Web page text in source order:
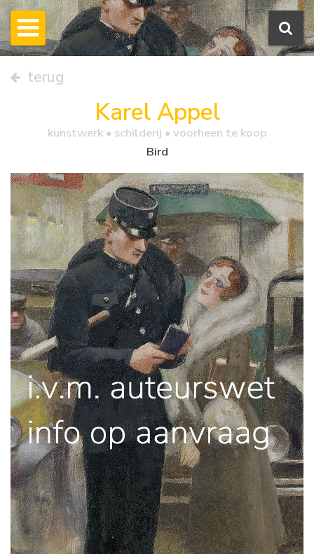
terug
Karel Appel
kunstwerk • schilderij • voorheen te koop
Bird